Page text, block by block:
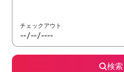
チェックアウト
検索